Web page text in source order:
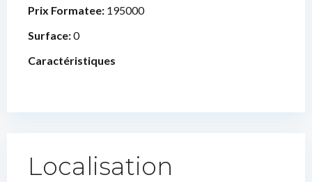
Prix Formatee: 195000
Surface:0
Caractéristiques
Localisation